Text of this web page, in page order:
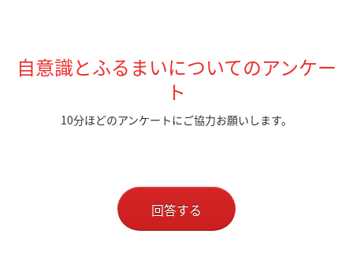
自意識とふるまいについてのアンケー
ト
10分ほどのアンケートにご協力お願いします。
回答する